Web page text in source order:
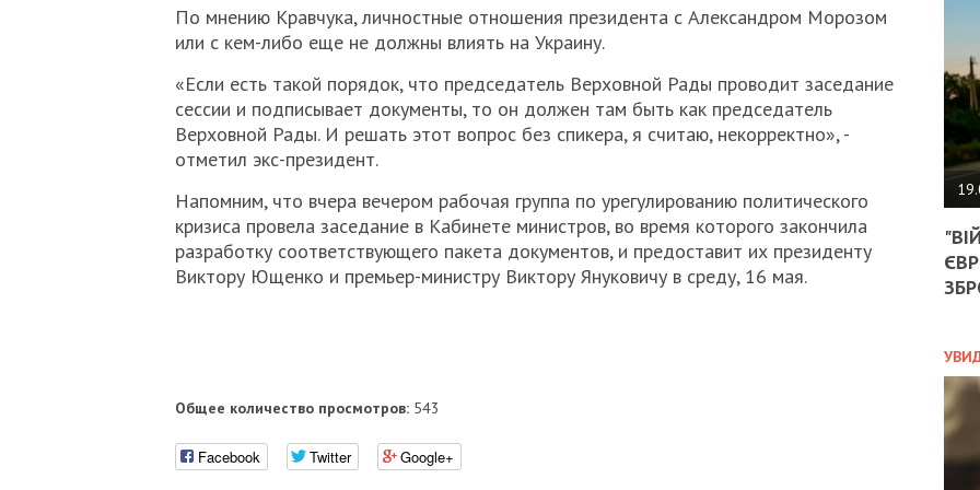
По мнению Кравчука, личностные отношения президента с Александром Морозом
или с кем-либо еще не должны влиять на Украину.
«Если есть такой порядок, что председатель Верховной Рады проводит заседание
сессии и подписывает документы, то он должен там быть как председатель
Верховной Рады. И решать этот вопрос без спикера, я считаю, некорректно», -
отметил экс-президент.
Напомним, что вчера вечером рабочая группа по урегулированию политического
кризиса провела заседание в Кабинете министров, во время которого закончила
разработку соответствующего пакета документов, и предоставит их президенту
Виктору Ющенко и премьер-министру Виктору Януковичу в среду, 16 мая.
Общее количество просмотров:543
Facebook Twitter Google+
НА